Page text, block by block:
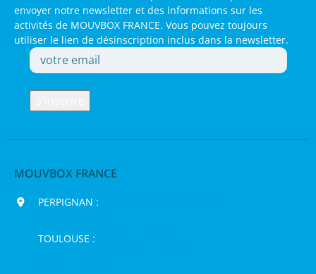
envoyer notre newsletter et des informations sur les
activités de MOUVBOX FRANCE. Vous pouvez toujours
utiliser le lien de désinscription inclus dans la newsletter.
MOUVBOX FRANCE
PERPIGNAN :
TOULOUSE :